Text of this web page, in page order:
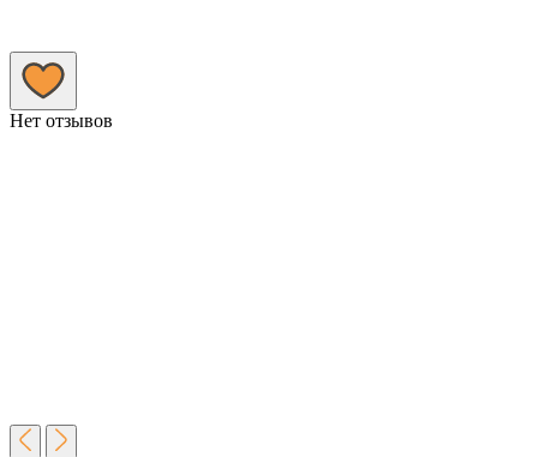
Нет отзывов